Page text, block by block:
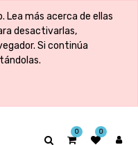
Lea más acerca de ellas
desactivarlas,
Si continúa
0 0